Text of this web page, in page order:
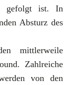
gefolgt ist. In
Absturz des
mittlerweile
Zahlreiche
von den